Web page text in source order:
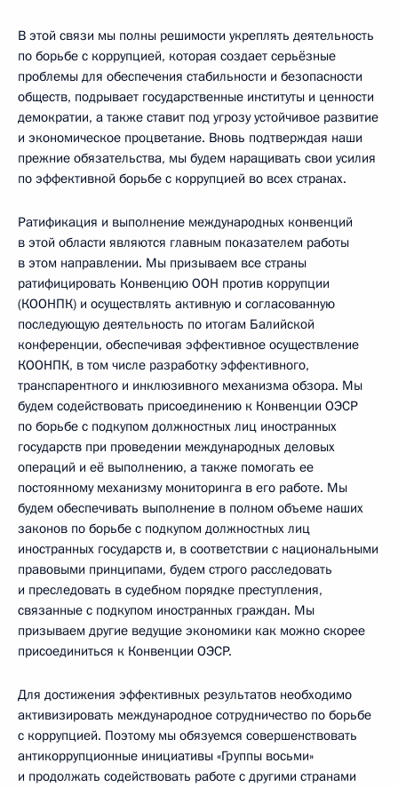
В этой связи мы полны решимости укреплять деятельность
по борьбе с коррупцией, которая создает серьёзные
проблемы для обеспечения стабильности и безопасности
обществ, подрывает государственные институты и ценности
демократии, а также ставит под угрозу устойчивое развитие
и экономическое процветание. Вновь подтверждая наши
прежние обязательства, мы будем наращивать свои усилия
по эффективной борьбе с коррупцией во всех странах.
Ратификация и выполнение международных конвенций
в этой области являются главным показателем работы
в этом направлении. Мы призываем все страны
ратифицировать Конвенцию ООН против коррупции
(КООНПК) и осуществлять активную и согласованную
последующую деятельность по итогам Балийской
конференции, обеспечивая эффективное осуществление
КООНПК, в том числе разработку эффективного,
транспарентного и инклюзивного механизма обзора. Мы
будем содействовать присоединению к Конвенции ОЭСР
по борьбе с подкупом должностных лиц иностранных
государств при проведении международных деловых
операций и её выполнению, а также помогать ее
постоянному механизму мониторинга в его работе. Мы
будем обеспечивать выполнение в полном объеме наших
законов по борьбе с подкупом должностных лиц
иностранных государств и, в соответствии с национальными
правовыми принципами, будем строго расследовать
и преследовать в судебном порядке преступления,
связанные с подкупом иностранных граждан. Мы
призываем другие ведущие экономики как можно скорее
присоединиться к Конвенции ОЭСР.
Для достижения эффективных результатов необходимо
активизировать международное сотрудничество по борьбе
с коррупцией. Поэтому мы обязуемся совершенствовать
антикоррупционные инициативы «Группы восьми»
и продолжать содействовать работе с другими странами